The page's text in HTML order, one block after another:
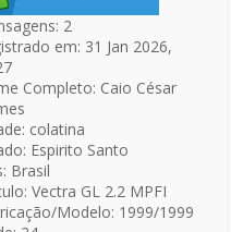
2
em: 31 Jan 2026,
Completo: Caio César
colatina
Espirito Santo
Brasil
Vectra GL 2.2 MPFI
Modelo: 1999/1999